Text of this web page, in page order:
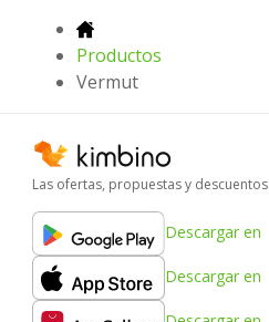
Productos
Vermut
Las ofertas, propuestas y descuentos
Descargar en
Descargar en